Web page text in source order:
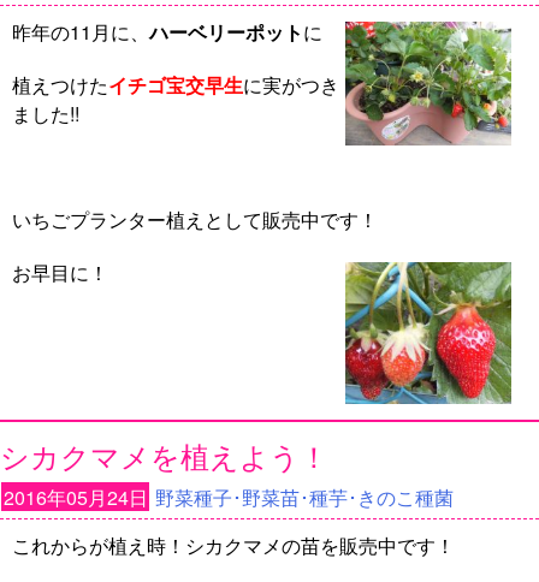
昨年の11月に、ハーベリーポットに
植えつけたイチゴ宝交早生に実がつき
ました!!
いちごプランター植えとして販売中です！
お早目に！
シカクマメを植えよう！
2016年05月24日 野菜種子･野菜苗･種芋･きのこ種菌
これからが植え時！シカクマメの苗を販売中です！